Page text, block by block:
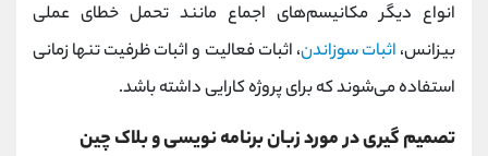
انواع دیگر مکانیسم‌های اجماع مانند تحمل خطای عملی
بیزانس، اثبات سوزاندن، اثبات فعالیت و اثبات ظرفیت تنها زمانی
استفاده می‌شوند که برای پروژه کارایی داشته باشد.
تصمیم گیری در مورد زبان برنامه نویسی و بلاک چین